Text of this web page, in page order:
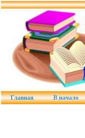
Главная В начало